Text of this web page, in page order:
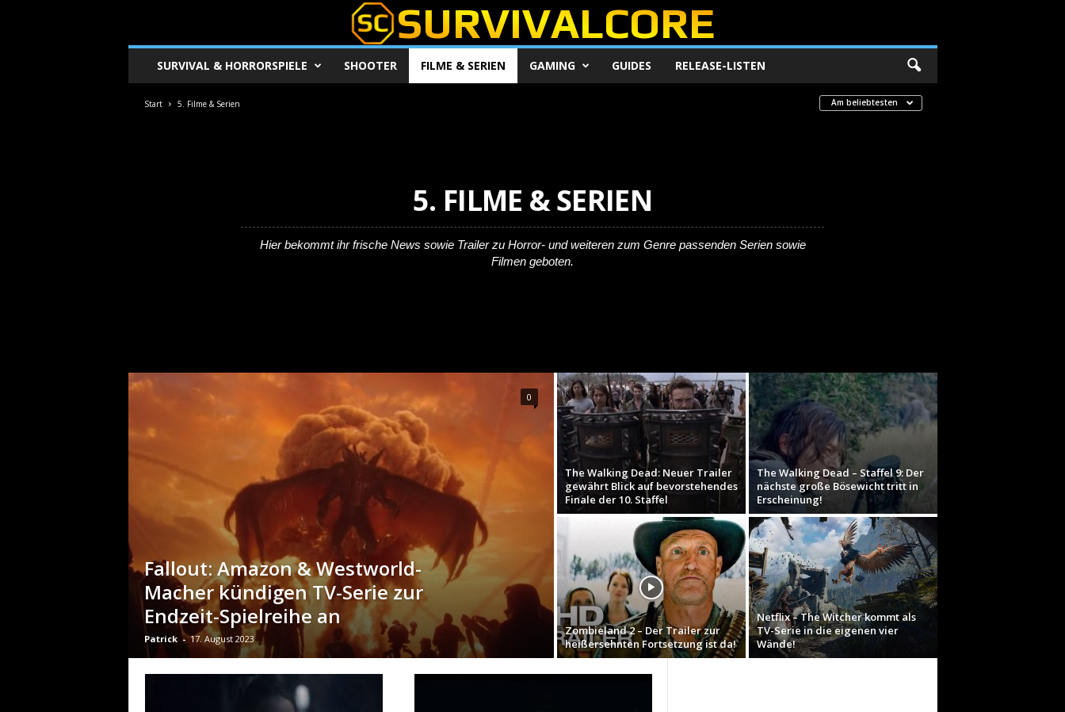
r
SURVIVAL & HORRORSPIELE SHOOTER FILME & SERIEN GAMING GUIDES RELEASE-LISTEN
Start 5. Filme & Serien Am beliebtesten
5. FILME & SERIEN
Hier bekommt ihr frische News sowie Trailer zu Horror- und weiteren zum Genre passenden Serien sowie
Filmen geboten.
Fallout: Amazon & Westworld-
Macher kündigen TV-Serie zur
Endzeit-Spielreihe an
Patrick - 17. August 2023
0
The Walking Dead: Neuer Trailer
gewährt Blick auf bevorstehendes
Finale der 10. Staffel
The Walking Dead – Staffel 9: Der
nächste große Bösewicht tritt in
Erscheinung!
Zombieland 2 – Der Trailer zur
heißersehnten Fortsetzung ist da!
Netflix – The Witcher kommt als
TV-Serie in die eigenen vier
Wände!